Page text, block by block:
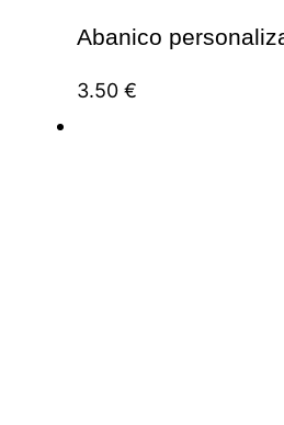
Abanico
3.50 €